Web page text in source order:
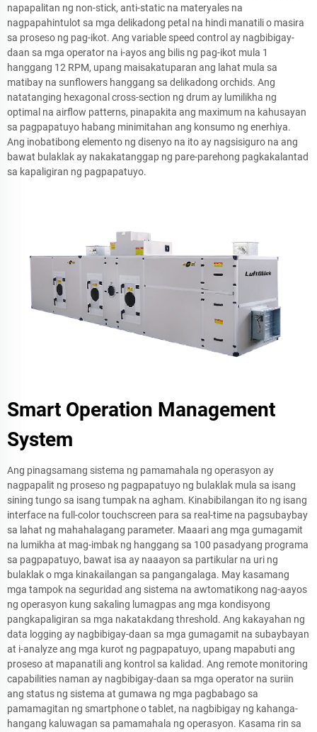
napapalitan ng non-stick, anti-static na materyales na
nagpapahintulot sa mga delikadong petal na hindi manatili o masira
sa proseso ng pag-ikot. Ang variable speed control ay nagbibigay-
daan sa mga operator na i-ayos ang bilis ng pag-ikot mula 1
hanggang 12 RPM, upang maisakatuparan ang lahat mula sa
matibay na sunflowers hanggang sa delikadong orchids. Ang
natatanging hexagonal cross-section ng drum ay lumilikha ng
optimal na airflow patterns, pinapakita ang maximum na kahusayan
sa pagpapatuyo habang minimitahan ang konsumo ng enerhiya.
Ang inobatibong elemento ng disenyo na ito ay nagsisiguro na ang
bawat bulaklak ay nakakatanggap ng pare-parehong pagkakalantad
sa kapaligiran ng pagpapatuyo.
Smart Operation Management
System
Ang pinagsamang sistema ng pamamahala ng operasyon ay
nagpapalit ng proseso ng pagpapatuyo ng bulaklak mula sa isang
sining tungo sa isang tumpak na agham. Kinabibilangan ito ng isang
interface na full-color touchscreen para sa real-time na pagsubaybay
sa lahat ng mahahalagang parameter. Maaari ang mga gumagamit
na lumikha at mag-imbak ng hanggang sa 100 pasadyang programa
sa pagpapatuyo, bawat isa ay naaayon sa partikular na uri ng
bulaklak o mga kinakailangan sa pangangalaga. May kasamang
mga tampok na seguridad ang sistema na awtomatikong nag-aayos
ng operasyon kung sakaling lumagpas ang mga kondisyong
pangkapaligiran sa mga nakatakdang threshold. Ang kakayahan ng
data logging ay nagbibigay-daan sa mga gumagamit na subaybayan
at i-analyze ang mga kurot ng pagpapatuyo, upang mapabuti ang
proseso at mapanatili ang kontrol sa kalidad. Ang remote monitoring
capabilities naman ay nagbibigay-daan sa mga operator na suriin
ang status ng sistema at gumawa ng mga pagbabago sa
pamamagitan ng smartphone o tablet, na nagbibigay ng kahanga-
hangang kaluwagan sa pamamahala ng operasyon. Kasama rin sa